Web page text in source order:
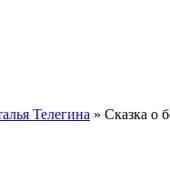
Телегина » Сказка о